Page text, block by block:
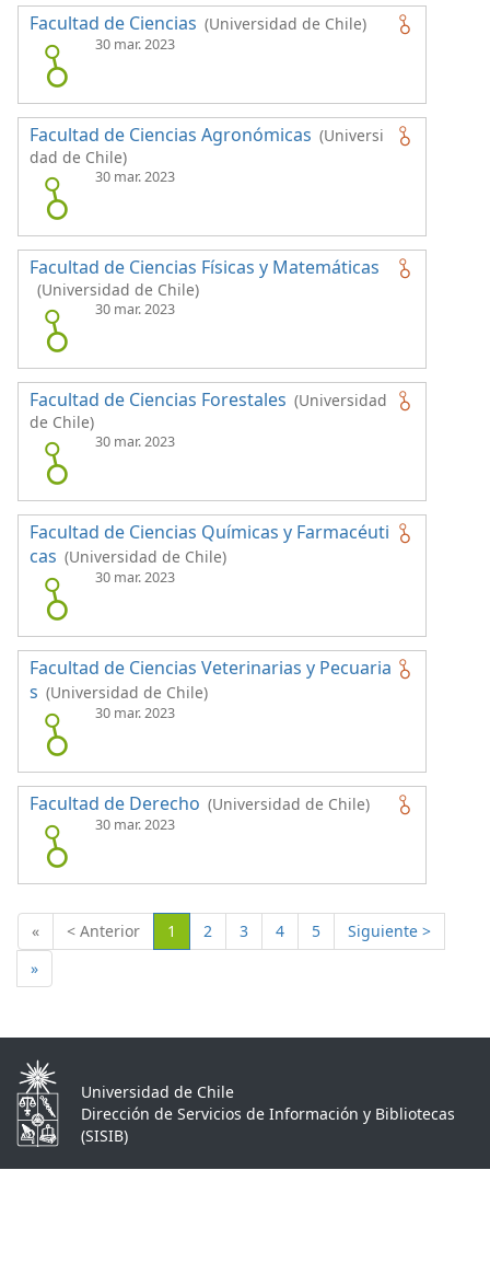
Facultad de Ciencias (Universidad de Chile)
30 mar. 2023
Facultad de Ciencias Agronómicas (Universi
dad de Chile)
30 mar. 2023
Facultad de Ciencias Físicas y Matemáticas
(Universidad de Chile)
30 mar. 2023
Facultad de Ciencias Forestales (Universidad
de Chile)
30 mar. 2023
Facultad de Ciencias Químicas y Farmacéuti
cas (Universidad de Chile)
30 mar. 2023
Facultad de Ciencias Veterinarias y Pecuaria
s (Universidad de Chile)
30 mar. 2023
Facultad de Derecho (Universidad de Chile)
30 mar. 2023
« < Anterior 1 (Actual)
2 3 4 5
Siguiente >
»
Universidad de Chile
Dirección de Servicios de Información y Bibliotecas
(SISIB)